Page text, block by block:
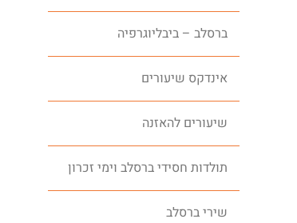
ברסלב – ביבליוגרפיה
אינדקס שיעורים
שיעורים להאזנה
תולדות חסידי ברסלב וימי זכרון
שירי ברסלב